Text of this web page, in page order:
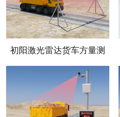
初阳激光雷达货车方量测
量机器人